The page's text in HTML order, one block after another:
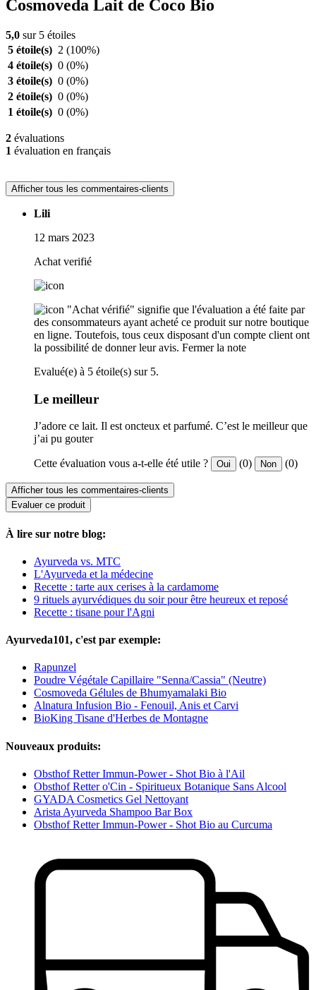
Cosmoveda Lait de Coco Bio
5,0 sur 5 étoiles
5 étoile(s) 2 (100%)
4 étoile(s) 0 (0%)
3 étoile(s) 0 (0%)
2 étoile(s) 0 (0%)
1 étoile(s) 0 (0%)
2 évaluations
1 évaluation en français
Afficher tous les commentaires-clients
Lili
12 mars 2023
Achat verifié
"Achat vérifié" signifie que l'évaluation a été faite par
des consommateurs ayant acheté ce produit sur notre boutique
en ligne. Toutefois, tous ceux disposant d'un compte client ont
la possibilité de donner leur avis. Fermer la note
Evalué(e) à 5 étoile(s) sur 5.
Le meilleur
J’adore ce lait. Il est oncteux et parfumé. C’est le meilleur que
j’ai pu gouter
Cette évaluation vous a-t-elle été utile ? Oui (0) Non (0)
Afficher tous les commentaires-clients
Evaluer ce produit
À lire sur notre blog:
Ayurveda vs. MTC
L'Ayurveda et la médecine
Recette : tarte aux cerises à la cardamome
9 rituels ayurvédiques du soir pour être heureux et reposé
Recette : tisane pour l'Agni
Ayurveda101, c'est par exemple:
Rapunzel
Poudre Végétale Capillaire "Senna/Cassia" (Neutre)
Cosmoveda Gélules de Bhumyamalaki Bio
Alnatura Infusion Bio - Fenouil, Anis et Carvi
BioKing Tisane d'Herbes de Montagne
Nouveaux produits:
Obsthof Retter Immun-Power - Shot Bio à l'Ail
Obsthof Retter o'Cin - Spiritueux Botanique Sans Alcool
GYADA Cosmetics Gel Nettoyant
Arista Ayurveda Shampoo Bar Box
Obsthof Retter Immun-Power - Shot Bio au Curcuma